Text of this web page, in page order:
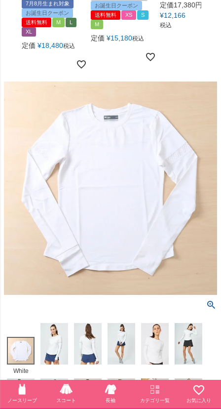
7月8月生まれ対象
お誕生日クーポン
送料無料
M
XL
定価 ¥18,480税込
お誕生日クーポン
送料無料
XS
S
M
定価 ¥15,180税込
定価17,380円→
¥12,166
税込
White
ノースリーブ スコート 長袖 カテゴリ一覧 お気に入り